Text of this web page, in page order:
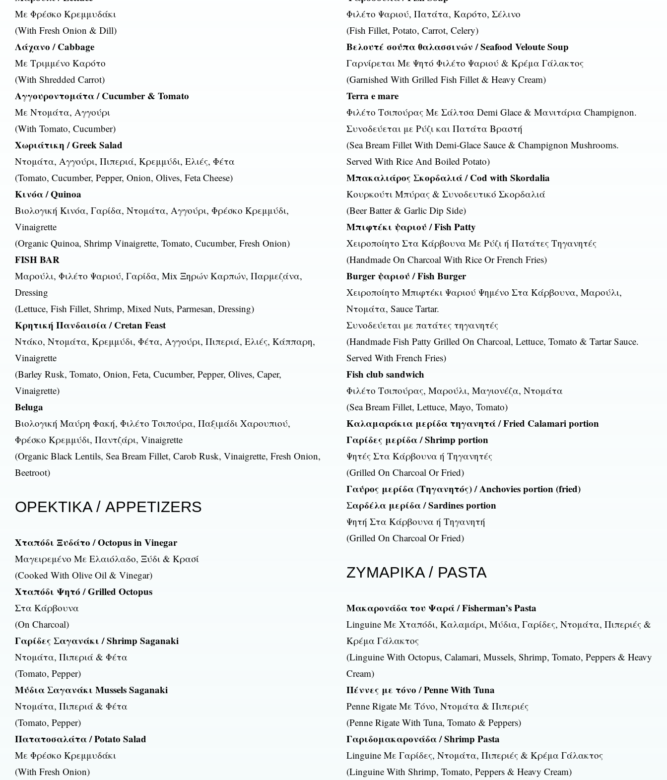
Με Φρέσκο Κρεμμυδάκι
(With Fresh Onion & Dill)
Λάχανο / Cabbage
Με Τριμμένο Καρότο
(With Shredded Carrot)
Αγγουροντομάτα / Cucumber & Tomato
Με Ντομάτα, Αγγούρι
(With Tomato, Cucumber)
Χωριάτικη / Greek Salad
Ντομάτα, Αγγούρι, Πιπεριά, Κρεμμύδι, Ελιές, Φέτα
(Tomato, Cucumber, Pepper, Onion, Olives, Feta Cheese)
Κινόα / Quinoa
Βιολογική Κινόα, Γαρίδα, Ντομάτα, Αγγούρι, Φρέσκο Κρεμμύδι,
Vinaigrette
(Organic Quinoa, Shrimp Vinaigrette, Tomato, Cucumber, Fresh Onion)
FISH BAR
Μαρούλι, Φιλέτο Ψαριού, Γαρίδα, Mix Ξηρών Καρπών, Παρμεζάνα,
Dressing
(Lettuce, Fish Fillet, Shrimp, Mixed Nuts, Parmesan, Dressing)
Κρητική Πανδαισία / Cretan Feast
Ντάκο, Ντομάτα, Κρεμμύδι, Φέτα, Αγγούρι, Πιπεριά, Ελιές, Κάππαρη,
Vinaigrette
(Barley Rusk, Tomato, Onion, Feta, Cucumber, Pepper, Olives, Caper,
Vinaigrette)
Beluga
Βιολογική Μαύρη Φακή, Φιλέτο Τσιπούρα, Παξιμάδι Χαρουπιού,
Φρέσκο Κρεμμύδι, Παντζάρι, Vinaigrette
(Organic Black Lentils, Sea Bream Fillet, Carob Rusk, Vinaigrette, Fresh Onion,
Beetroot)
ΟΡΕΚΤΙΚΑ / APPETIZERS
Χταπόδι Ξυδάτο / Octopus in Vinegar
Μαγειρεμένο Με Ελαιόλαδο, Ξύδι & Κρασί
(Cooked With Olive Oil & Vinegar)
Χταπόδι Ψητό / Grilled Octopus
Στα Κάρβουνα
(On Charcoal)
Γαρίδες Σαγανάκι / Shrimp Saganaki
Ντομάτα, Πιπεριά & Φέτα
(Tomato, Pepper)
Μύδια Σαγανάκι Mussels Saganaki
Ντομάτα, Πιπεριά & Φέτα
(Tomato, Pepper)
Πατατοσαλάτα / Potato Salad
Με Φρέσκο Κρεμμυδάκι
(With Fresh Onion)
Φιλέτο Ψαριού, Πατάτα, Καρότο, Σέλινο
(Fish Fillet, Potato, Carrot, Celery)
Βελουτέ σούπα θαλασσινών / Seafood Veloute Soup
Γαρνίρεται Με Ψητό Φιλέτο Ψαριού & Κρέμα Γάλακτος
(Garnished With Grilled Fish Fillet & Heavy Cream)
Terra e mare
Φιλέτο Τσιπούρας Με Σάλτσα Demi Glace & Μανιτάρια Champignon.
Συνοδεύεται με Ρύζι και Πατάτα Βραστή
(Sea Bream Fillet With Demi-Glace Sauce & Champignon Mushrooms.
Served With Rice And Boiled Potato)
Μπακαλιάρος Σκορδαλιά / Cod with Skordalia
Κουρκούτι Μπύρας & Συνοδευτικό Σκορδαλιά
(Beer Batter & Garlic Dip Side)
Μπιφτέκι ψαριού / Fish Patty
Χειροποίητο Στα Κάρβουνα Με Ρύζι ή Πατάτες Τηγανητές
(Handmade On Charcoal With Rice Or French Fries)
Burger ψαριού / Fish Burger
Χειροποίητο Μπιφτέκι Ψαριού Ψημένο Στα Κάρβουνα, Μαρούλι,
Ντομάτα, Sauce Tartar.
Συνοδεύεται με πατάτες τηγανητές
(Handmade Fish Patty Grilled On Charcoal, Lettuce, Tomato & Tartar Sauce.
Served With French Fries)
Fish club sandwich
Φιλέτο Τσιπούρας, Μαρούλι, Μαγιονέζα, Ντομάτα
(Sea Bream Fillet, Lettuce, Mayo, Tomato)
Καλαμαράκια μερίδα τηγανητά / Fried Calamari portion
Γαρίδες μερίδα / Shrimp portion
Ψητές Στα Κάρβουνα ή Τηγανητές
(Grilled On Charcoal Or Fried)
Γαύρος μερίδα (Τηγανητός) / Anchovies portion (fried)
Σαρδέλα μερίδα / Sardines portion
Ψητή Στα Κάρβουνα ή Τηγανητή
(Grilled On Charcoal Or Fried)
ΖΥΜΑΡΙΚΑ / PASTA
Μακαρονάδα του Ψαρά / Fisherman’s Pasta
Linguine Με Χταπόδι, Καλαμάρι, Μύδια, Γαρίδες, Ντομάτα, Πιπεριές &
Κρέμα Γάλακτος
(Linguine With Octopus, Calamari, Mussels, Shrimp, Tomato, Peppers & Heavy
Cream)
Πέννες με τόνο / Penne With Tuna
Penne Rigate Με Τόνο, Ντομάτα & Πιπεριές
(Penne Rigate With Tuna, Tomato & Peppers)
Γαριδομακαρονάδα / Shrimp Pasta
Linguine Με Γαρίδες, Ντομάτα, Πιπεριές & Κρέμα Γάλακτος
(Linguine With Shrimp, Tomato, Peppers & Heavy Cream)